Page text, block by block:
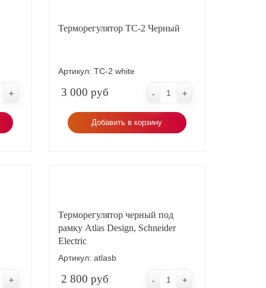
монтажная для датчика пола, монтажная лента для
оболочкой
плиточного клея.
производят только
потребление на м2- 70 Вт
допустимую нагрузку на терморегулятор.
экономит расход электроэнергии.
+
Терморегулятор ТС-2 Черный
Артикул: ТС-2 white
3 000 руб - +
Добавить в корзину
+
Терморегулятор черный под
рамку Atlas Design, Schneider
Electric
Артикул: atlasb
2 800 руб - +